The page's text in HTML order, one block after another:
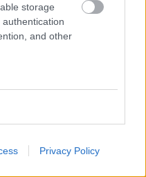
storage
and other
Privacy Policy